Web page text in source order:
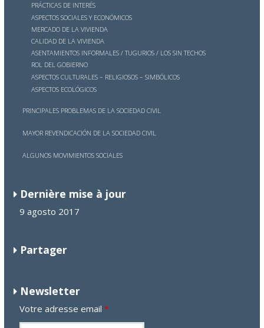
PRÁCTICAS DE INTERÉS
ASPECTOS SOCIALES Y ECONÓMICOS
MERCADO DE LA VIVIENDA
CALIDAD DE LA VIVIENDA
ASENTAMIENTOS INFORMALES / TUGURIOS / LOS SIN TECHOS
ROL DEL GOBIERNO
ASPECTOS CULTURALES – RELIGIOSOS – SIMBÓLICOS
ASPECTOS ECOLÓGICOS
PRINCIPALES PROBLEMAS DE LA SOCIEDAD CIVIL
MAYOR REVENDICACIÓN DE LA SOCIEDAD CIVIL
ALGUNOS MOVIMIENTOS SOCIALES
Dernière mise à jour
9 agosto 2017
Partager
Newsletter
Votre adresse email *